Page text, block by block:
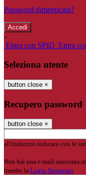
Password dimenticata?
-
Entra con SPID Entra
Seleziona utente
button close ×
Recupero password
button close ×
all'indirizzo indicato con le
Non hai una e-mail associata
tramite la Login Spaggiari